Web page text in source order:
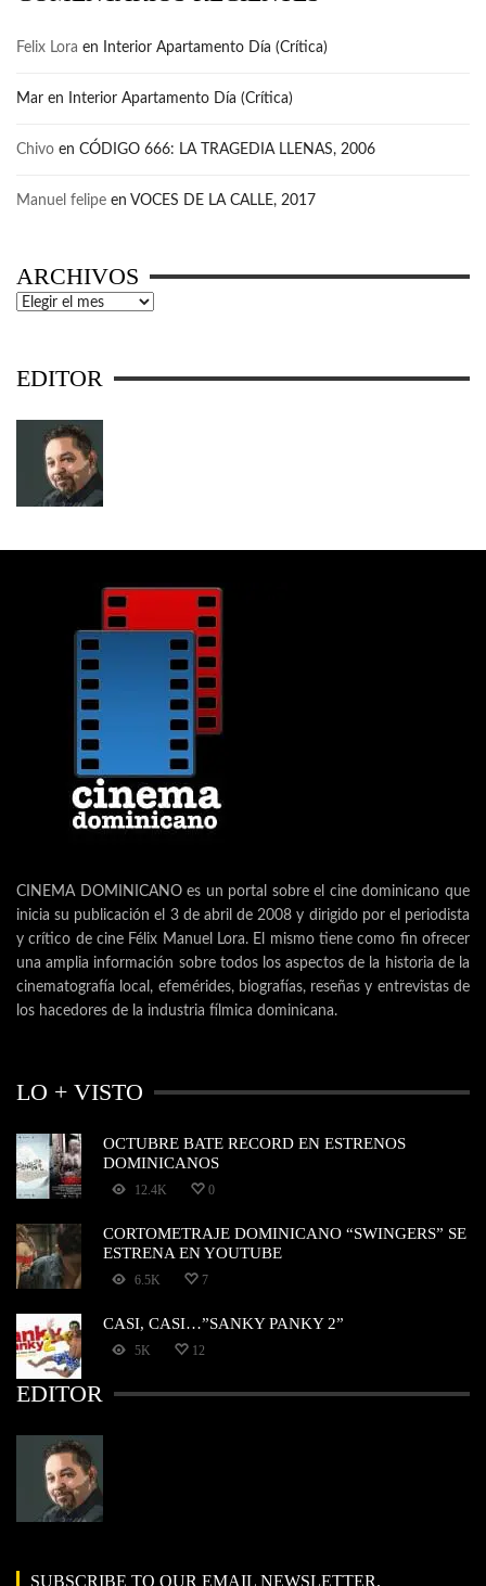
Felix Lora en Interior Apartamento Día (Crítica)
Mar en Interior Apartamento Día (Crítica)
Chivo en CÓDIGO 666: LA TRAGEDIA LLENAS, 2006
Manuel felipe en VOCES DE LA CALLE, 2017
ARCHIVOS
Archivos
EDITOR
CINEMA DOMINICANO es un portal sobre el cine dominicano que
inicia su publicación el 3 de abril de 2008 y dirigido por el periodista
y crítico de cine Félix Manuel Lora. El mismo tiene como fin ofrecer
una amplia información sobre todos los aspectos de la historia de la
cinematografía local, efemérides, biografías, reseñas y entrevistas de
los hacedores de la industria fílmica dominicana.
LO + VISTO
OCTUBRE BATE RECORD EN ESTRENOS
DOMINICANOS
12.4K 0
CORTOMETRAJE DOMINICANO “SWINGERS” SE
ESTRENA EN YOUTUBE
6.5K 7
CASI, CASI…”SANKY PANKY 2”
5K 12
EDITOR
SUBSCRIBE TO OUR EMAIL NEWSLETTER.